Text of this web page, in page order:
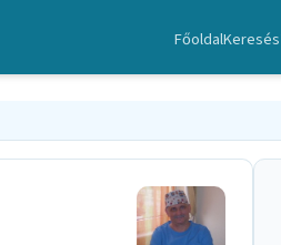
FőoldalKeresés